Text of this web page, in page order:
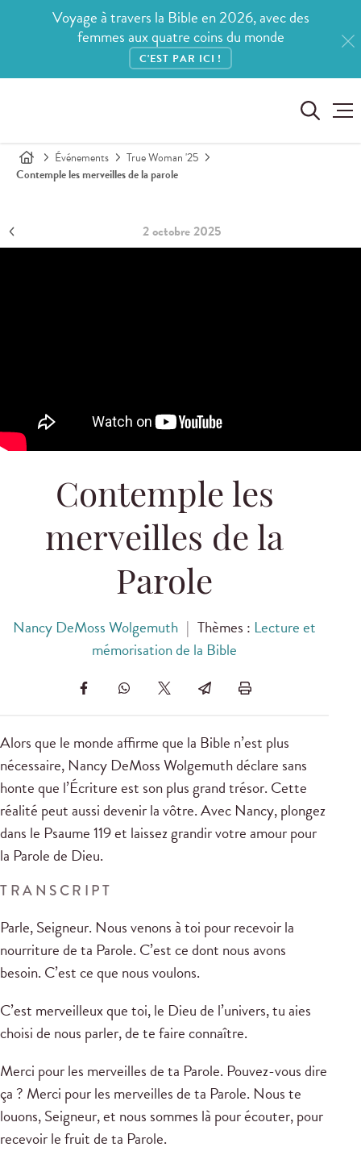
Voyage à travers la Bible en 2026, avec des
femmes aux quatre coins du monde
C'EST PAR ICI !
Événements
True Woman '25
Contemple les merveilles de la parole
2 octobre 2025
Contemple les
merveilles de la
Parole
Nancy DeMoss Wolgemuth | Thèmes : Lecture et
mémorisation de la Bible
Alors que le monde affirme que la Bible n’est plus
nécessaire, Nancy DeMoss Wolgemuth déclare sans
honte que l’Écriture est son plus grand trésor. Cette
réalité peut aussi devenir la vôtre. Avec Nancy, plongez
dans le Psaume 119et laissez grandir votre amour pour
la Parole de Dieu.
TRANSCRIPT
Parle, Seigneur. Nous venons à toi pour recevoir la
nourriture de ta Parole. C’est ce dont nous avons
besoin. C’est ce que nous voulons.
C’est merveilleux que toi, le Dieu de l’univers, tu aies
choisi de nous parler, de te faire connaître.
Merci pour les merveilles de ta Parole. Pouvez-vous dire
ça ? Merci pour les merveilles de ta Parole. Nous te
louons, Seigneur, et nous sommes là pour écouter, pour
recevoir le fruit de ta Parole.